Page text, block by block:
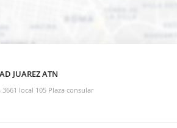
JUAREZ ATN
local 105 Plaza consular